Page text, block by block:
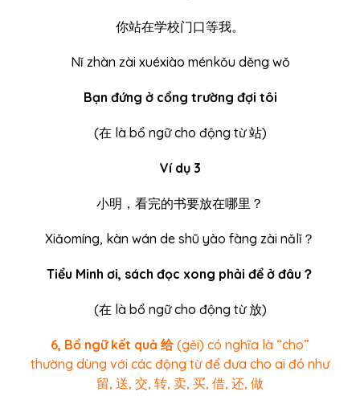
你站在学校门口等我。
Nǐ zhàn zài xuéxiào ménkǒu děng wǒ
Bạn đứng ở cổng trường đợi tôi
(在 là bổ ngữ cho động từ 站)
Ví dụ 3
小明，看完的书要放在哪里？
Xiǎomíng, kàn wán de shū yào fàng zài nǎlǐ？
Tiểu Minh ơi, sách đọc xong phải để ở đâu？
(在 là bổ ngữ cho động từ 放)
6, Bổ ngữ kết quả 给(gěi) có nghĩa là “cho”
thường dùng với các động từ để đưa cho ai đó như
留, 送, 交, 转, 卖, 买, 借, 还, 做